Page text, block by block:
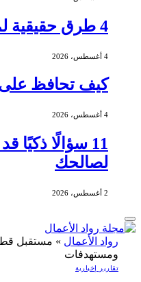
4 طرق حقيقية لمساندة زميل يمر بمحنة
4 أغسطس، 2026
كيف تحافظ على
4 أغسطس، 2026
11 سؤالًا
لصالحك
2 أغسطس، 2026
رواد الأعمال» مستقبل
ومستهدفات
تقارير إخبارية